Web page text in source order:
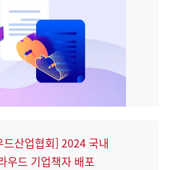
드산업협회] 2024 국내
우드 기업책자 배포